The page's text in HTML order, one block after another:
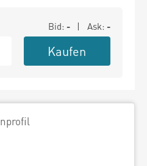
Bid: - | Ask: -
Kaufen